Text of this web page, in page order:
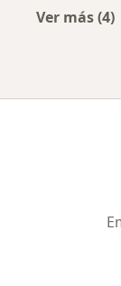
Ver más (4)